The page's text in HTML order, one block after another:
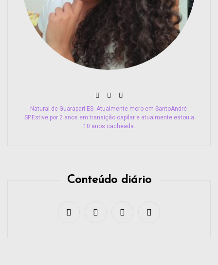
Natural de Guarapari-ES. Atualmente moro em SantoAndré-
SP.Estive por 2 anos em transição capilar e atualmente estou a
10 anos cacheada.
Conteúdo diário